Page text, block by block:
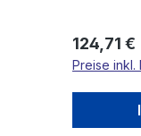
Regulärer
124,71 €
Preise inkl.